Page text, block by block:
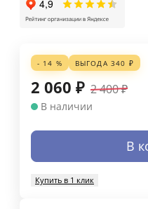
- 14 % ВЫГОДА 340 ₽
2 060 ₽ 2 400₽
В наличии
В
Купить в 1 клик